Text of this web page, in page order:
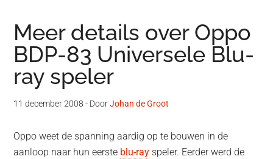
Meer details over Oppo
BDP-83 Universele Blu-
ray speler
11 december 2008 - DoorJohan de Groot
Oppo weet de spanning aardig op te bouwen in de
aanloop naar hun eerste blu-ray speler. Eerder werd de